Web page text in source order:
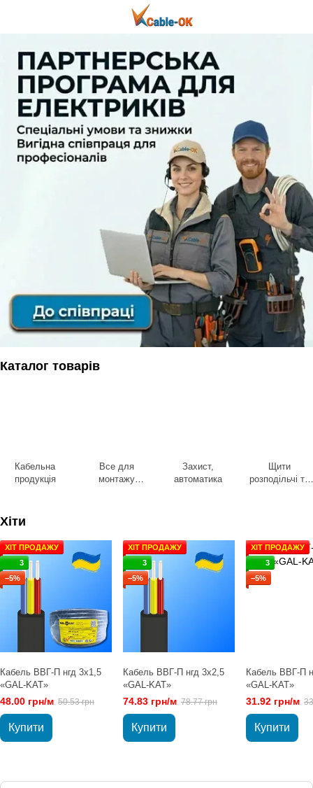
Каталог товарів
Кабельна
продукція
Все для
монтажу
Захист,
автоматика
Щити
розподільчі та
Хіти
ХІТ ПРОДАЖУ
3
−5%
Кабель ВВГ-П нгд 3х1,5
«GAL-KAT»
48.00 грн/м 50.53 грн
Купити
ХІТ ПРОДАЖУ
3
−5%
Кабель ВВГ-П нгд 3х2,5
«GAL-KAT»
74.83 грн/м 78.77 грн
Купити
ХІТ ПРОДАЖУ
3
−5%
Кабель ВВГ-П
«GAL-KAT»
31.92 грн/м
Купити